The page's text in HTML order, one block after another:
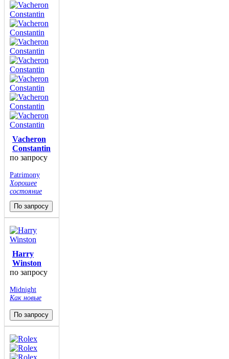
Vacheron
Constantin
по запросу
Patrimony
Хорошее
состояние
По запросу
Harry
Winston
по запросу
Midnight
Как новые
По запросу